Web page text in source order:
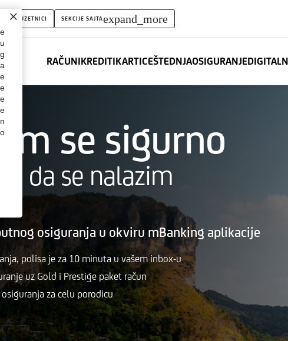
PREDUZETNICI SEKCIJE SAJTAexpand_more
RAČUNIKREDITIKARTICEŠTEDNJAOSIGURANJE
se sigurno
da se nalazim
osiguranja u okviru mBanking aplikacije
polisa je za 10 minuta u vašem inbox-u
uz Gold i Prestige paket račun
za celu porodicu